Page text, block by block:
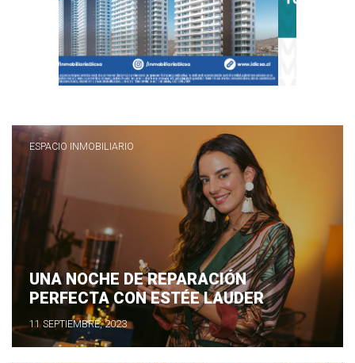
ESPACIO INMOBILIARIO
UNA NOCHE DE REPARACIÓN
PERFECTA CON ESTÉE LAUDER
11 SEPTIEMBRE, 2023